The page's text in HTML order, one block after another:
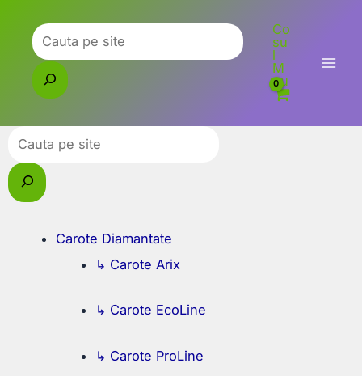
content
Caută
Co
su
l
M
eu
Caută
Carote Diamantate
↳ Carote Arix
↳ Carote EcoLine
↳ Carote ProLine